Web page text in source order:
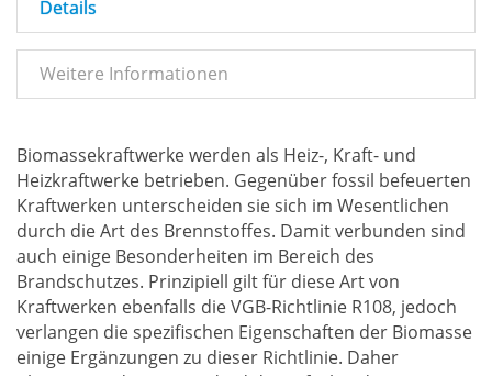
Details
Weitere Informationen
Biomassekraftwerke werden als Heiz-, Kraft- und
Heizkraftwerke betrieben. Gegenüber fossil befeuerten
Kraftwerken unterscheiden sie sich im Wesentlichen
durch die Art des Brennstoffes. Damit verbunden sind
auch einige Besonderheiten im Bereich des
Brandschutzes. Prinzipiell gilt für diese Art von
Kraftwerken ebenfalls die VGB-Richtlinie R108, jedoch
verlangen die spezifischen Eigenschaften der Biomasse
einige Ergänzungen zu dieser Richtlinie. Daher